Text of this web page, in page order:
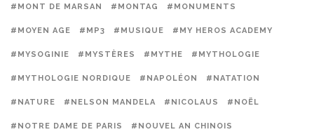
#MONT DE MARSAN #MONTAG #MONUMENTS
#MOYEN AGE #MP3 #MUSIQUE #MY HEROS ACADEMY
#MYSOGINIE #MYSTÈRES #MYTHE #MYTHOLOGIE
#MYTHOLOGIE NORDIQUE #NAPOLÉON #NATATION
#NATURE #NELSON MANDELA #NICOLAUS #NOËL
#NOTRE DAME DE PARIS #NOUVEL AN CHINOIS